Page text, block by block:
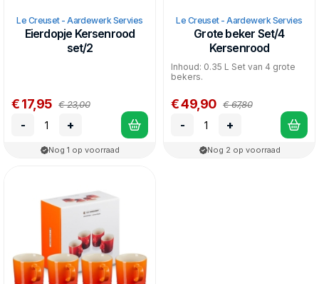
Le Creuset - Aardewerk Servies
Eierdopje Kersenrood
set/2
€ 17,95 € 23,00
- +
Nog 1 op voorraad
Le Creuset - Aardewerk Servies
Grote beker Set/4
Kersenrood
Inhoud: 0.35 L Set van 4 grote
bekers.
€ 49,90 € 67,80
- +
Nog 2 op voorraad